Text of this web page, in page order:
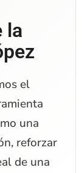
la
el
una
reforzar
de una